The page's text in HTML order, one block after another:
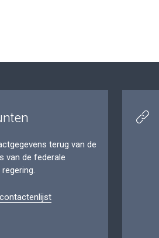
terug van de
van de federale